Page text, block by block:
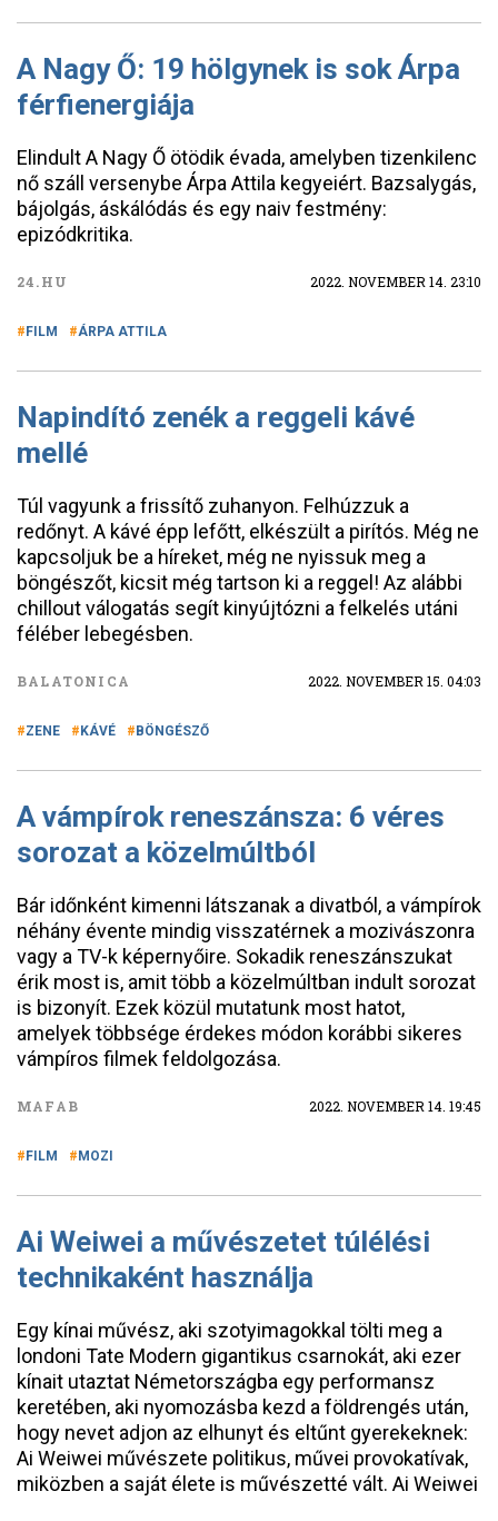
A Nagy Ő: 19 hölgynek is sok Árpa
férfienergiája
Elindult A Nagy Ő ötödik évada, amelyben tizenkilenc
nő száll versenybe Árpa Attila kegyeiért. Bazsalygás,
bájolgás, áskálódás és egy naiv festmény:
epizódkritika.
24.HU 2022. NOVEMBER 14. 23:10
FILM ÁRPA ATTILA
Napindító zenék a reggeli kávé
mellé
Túl vagyunk a frissítő zuhanyon. Felhúzzuk a
redőnyt. A kávé épp lefőtt, elkészült a pirítós. Még ne
kapcsoljuk be a híreket, még ne nyissuk meg a
böngészőt, kicsit még tartson ki a reggel! Az alábbi
chillout válogatás segít kinyújtózni a felkelés utáni
féléber lebegésben.
BALATONICA 2022. NOVEMBER 15. 04:03
ZENE KÁVÉ BÖNGÉSZŐ
A vámpírok reneszánsza: 6 véres
sorozat a közelmúltból
Bár időnként kimenni látszanak a divatból, a vámpírok
néhány évente mindig visszatérnek a mozivászonra
vagy a TV-k képernyőire. Sokadik reneszánszukat
érik most is, amit több a közelmúltban indult sorozat
is bizonyít. Ezek közül mutatunk most hatot,
amelyek többsége érdekes módon korábbi sikeres
vámpíros filmek feldolgozása.
MAFAB 2022. NOVEMBER 14. 19:45
FILM MOZI
Ai Weiwei a művészetet túlélési
technikaként használja
Egy kínai művész, aki szotyimagokkal tölti meg a
londoni Tate Modern gigantikus csarnokát, aki ezer
kínait utaztat Németországba egy performansz
keretében, aki nyomozásba kezd a földrengés után,
hogy nevet adjon az elhunyt és eltűnt gyerekeknek:
Ai Weiwei művészete politikus, művei provokatívak,
miközben a saját élete is művészetté vált. Ai Weiwei